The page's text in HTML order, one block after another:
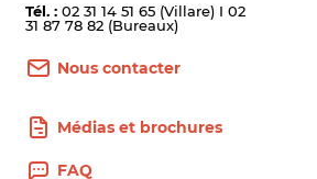
Tél. : 02 31 14 51 65 (Villare) I 02
31 87 78 82 (Bureaux)
Nous contacter
Médias et brochures
FAQ